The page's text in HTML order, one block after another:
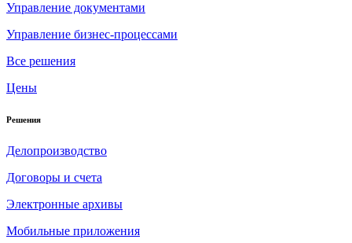
Управление документами
Управление бизнес-процессами
Все решения
Цены
Решения
Делопроизводство
Договоры и счета
Электронные архивы
Мобильные приложения